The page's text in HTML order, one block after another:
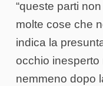
“queste parti
molte cose che
indica la
occhio inesperto
nemmeno dopo